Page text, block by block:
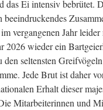
das Ei intensiv bebrütet.
vergangenen Jahr
2026 wieder ein
den seltensten
Jede Brut ist daher
Erhalt dieser
Mitarbeiterinnen und